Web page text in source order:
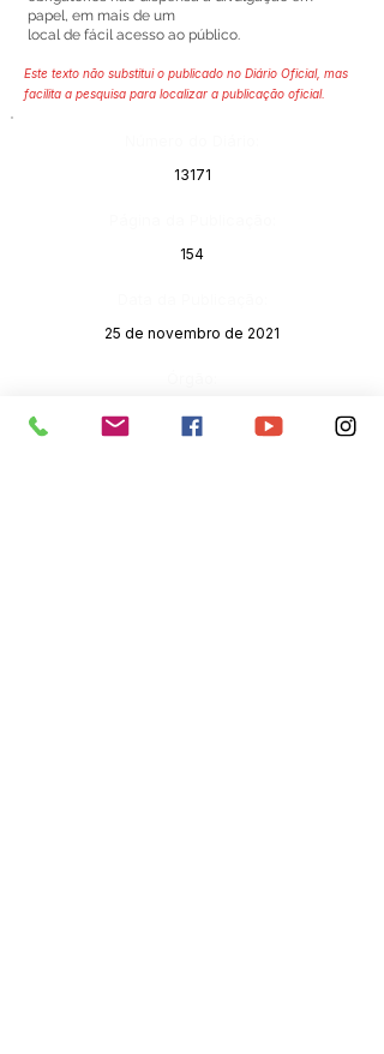
papel, em mais de um
local de fácil acesso ao público.
Este texto não substitui o publicado no Diário Oficial, mas
facilita a pesquisa para localizar a publicação oficial.
13171
154
25 de novembro de 2021